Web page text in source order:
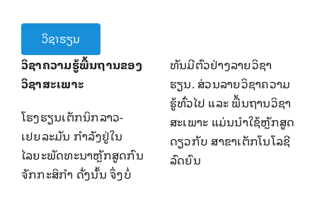
ວິຊາຮຽນ
ວິຊາຄວາມຮູ້ພື້ນຖານຂອງ
ວິຊາສະເພາະ
ໂຮງຮຽນເຕັກນິກລາວ-
ເຢຍລະມັນ ກໍາລັງຢູ່ໃນ
ໄລຍະພັດທະນາຫຼັກສູດກົນ
ຈັກກະສິກໍາ ດັ່ງນັ້ນ ຈຶ່ງບໍ່
ທັນມີຕົວຢ່າງລາຍວິຊາ
ຮຽນ. ສ່ວນລາຍວິຊາຄວາມ
ຮູ້ທົ່ວໄປ ແລະ ພື້ນຖານວິຊາ
ສະເພາະ ແມ່ນນໍາໃຊ້ຫຼັກສູດ
ດຽວກັບ ສາຂາເຕັກໂນໂລຊີ
ລົດຍົນ